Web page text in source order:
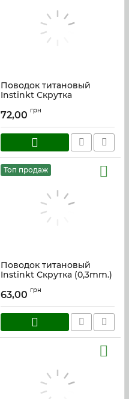
Поводок титановый
Instinkt Скрутка
Артикул: tit_035_25
72,00 грн
Топ продаж
Поводок титановый
Instinkt Скрутка (0,3mm.)
Артикул: tit_20
63,00 грн